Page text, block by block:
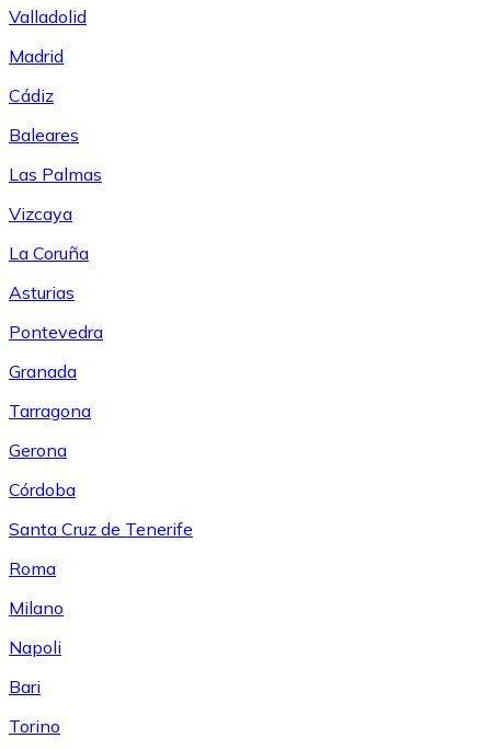
Valladolid
Madrid
Cádiz
Baleares
Las Palmas
Vizcaya
La Coruña
Asturias
Pontevedra
Granada
Tarragona
Gerona
Córdoba
Santa Cruz de Tenerife
Roma
Milano
Napoli
Bari
Torino